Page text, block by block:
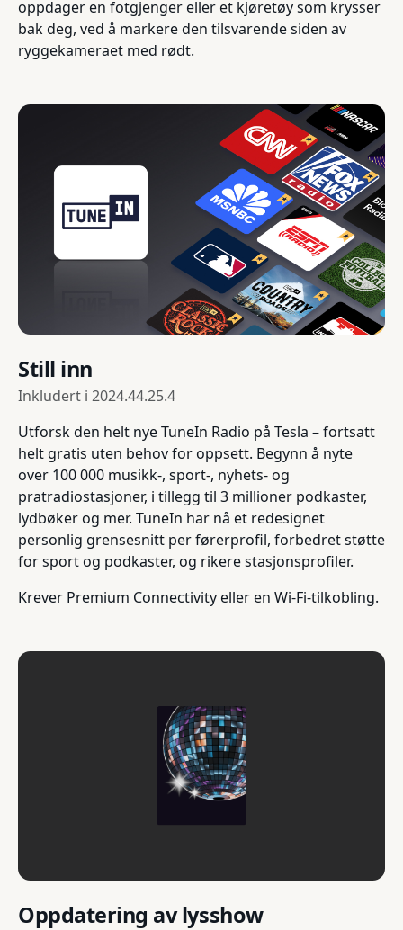
oppdager en fotgjenger eller et kjøretøy som krysser
bak deg, ved å markere den tilsvarende siden av
ryggekameraet med rødt.
Still inn
Inkludert i 2024.44.25.4
Utforsk den helt nye TuneIn Radio på Tesla – fortsatt
helt gratis uten behov for oppsett. Begynn å nyte
over 100 000 musikk-, sport-, nyhets- og
pratradiostasjoner, i tillegg til 3 millioner podkaster,
lydbøker og mer. TuneIn har nå et redesignet
personlig grensesnitt per førerprofil, forbedret støtte
for sport og podkaster, og rikere stasjonsprofiler.
Krever Premium Connectivity eller en Wi-Fi-tilkobling.
Oppdatering av lysshow